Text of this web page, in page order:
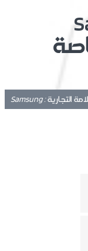
التجارية: Samsung